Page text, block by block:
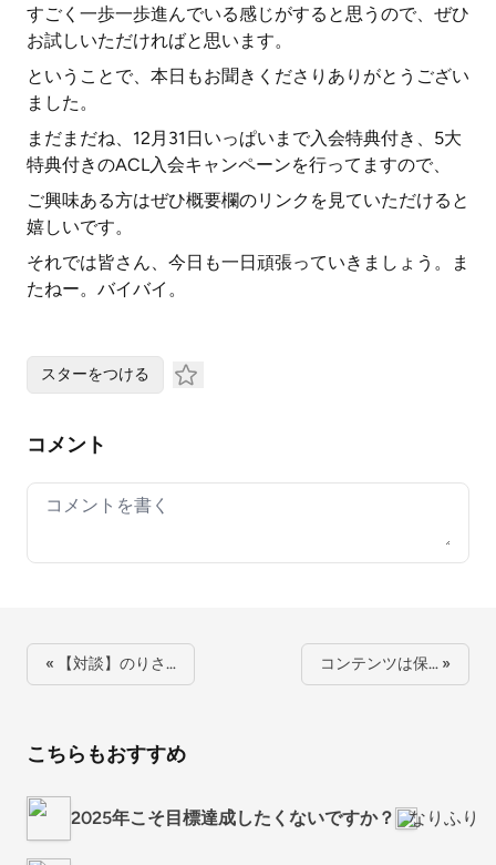
すごく一歩一歩進んでいる感じがすると思うので、ぜひ
お試しいただければと思います。
ということで、本日もお聞きくださりありがとうござい
ました。
まだまだね、12月31日いっぱいまで入会特典付き、5大
特典付きのACL入会キャンペーンを行ってますので、
ご興味ある方はぜひ概要欄のリンクを見ていただけると
嬉しいです。
それでは皆さん、今日も一日頑張っていきましょう。ま
たねー。バイバイ。
スターをつける
コメント
Your comment
« 【対談】のりさ… コンテンツは保… »
こちらもおすすめ
2025年こそ目標達成したくないですか？ なりふり